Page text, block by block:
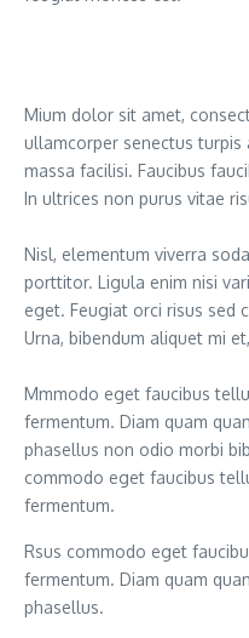
Mium dolor sit amet,
ullamcorper senectus turpis
massa facilisi. Faucibus
In ultrices non purus vitae
Nisl, elementum viverra
porttitor. Ligula enim nisi
eget. Feugiat orci risus sed
Urna, bibendum aliquet mi
Mmmodo eget faucibus
fermentum. Diam quam
phasellus non odio morbi
commodo eget faucibus
fermentum.
Rsus commodo eget
fermentum. Diam quam
phasellus.